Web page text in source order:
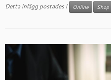
Detta inlägg postades i Online Shop